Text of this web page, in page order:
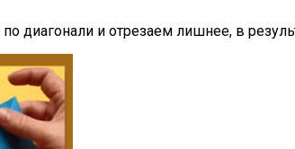
и отрезаем лишнее, в